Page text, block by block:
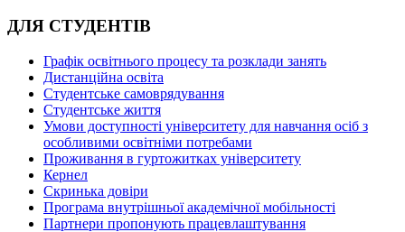
ДЛЯ СТУДЕНТІВ
Графік освітнього процесу та розклади занять
Дистанційна освіта
Студентське самоврядування
Студентське життя
Умови доступності університету для навчання осіб з
особливими освітніми потребами
Проживання в гуртожитках університету
Кернел
Скринька довіри
Програма внутрішньої академічної мобільності
Партнери пропонують працевлаштування